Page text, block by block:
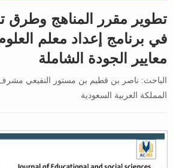
تطوير مقرر المناهج وطرق
في برنامج إعداد معلم
معايير الجودة الشاملة
الباحث: ناصر بن قطيم بن مستور النفيعي مشرف
المملكة العربية السعودية